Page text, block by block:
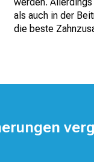
werden.
als auch in der
die beste